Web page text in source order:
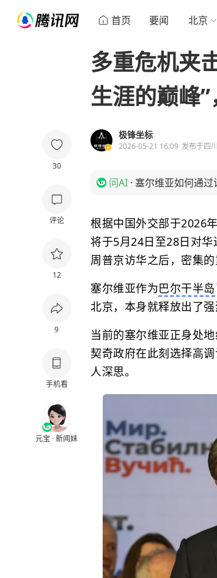
首页 要闻 北京
30
评论
12
9
手机看
元宝 · 新闻妹
多重危机夹
生涯的巅峰
极锋坐标
2026-05-21 16:09 发布于四川
问AI · 塞尔维亚如何通过
根据中国外交部于2026
将于5月24日至28日对
周普京访华之后，密集
塞尔维亚作为巴尔干半岛
北京，本身就释放出了强
当前的塞尔维亚正身处
契奇政府在此刻选择高
人深思。